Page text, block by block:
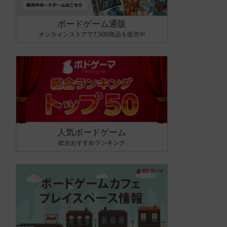
ボードゲーム通販
オンラインストアで7,500商品を販売中
人気ボードゲーム
総合おすすめランキング